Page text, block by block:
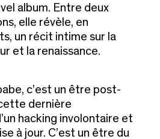
album. Entre deux
elle révèle, en
un récit intime sur la
et la renaissance.
c’est un être post-
dernière
hacking involontaire et
à jour. C’est un être du